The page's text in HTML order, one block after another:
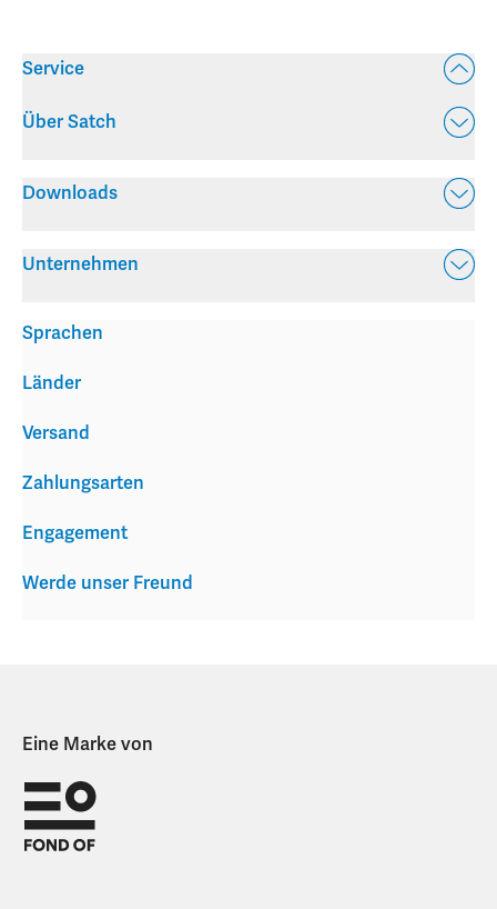
Service
Über Satch
Downloads
Unternehmen
Versand
Zahlungsarten
Engagement
Werde unser Freund
Sprachen
Länder
Eine Marke von